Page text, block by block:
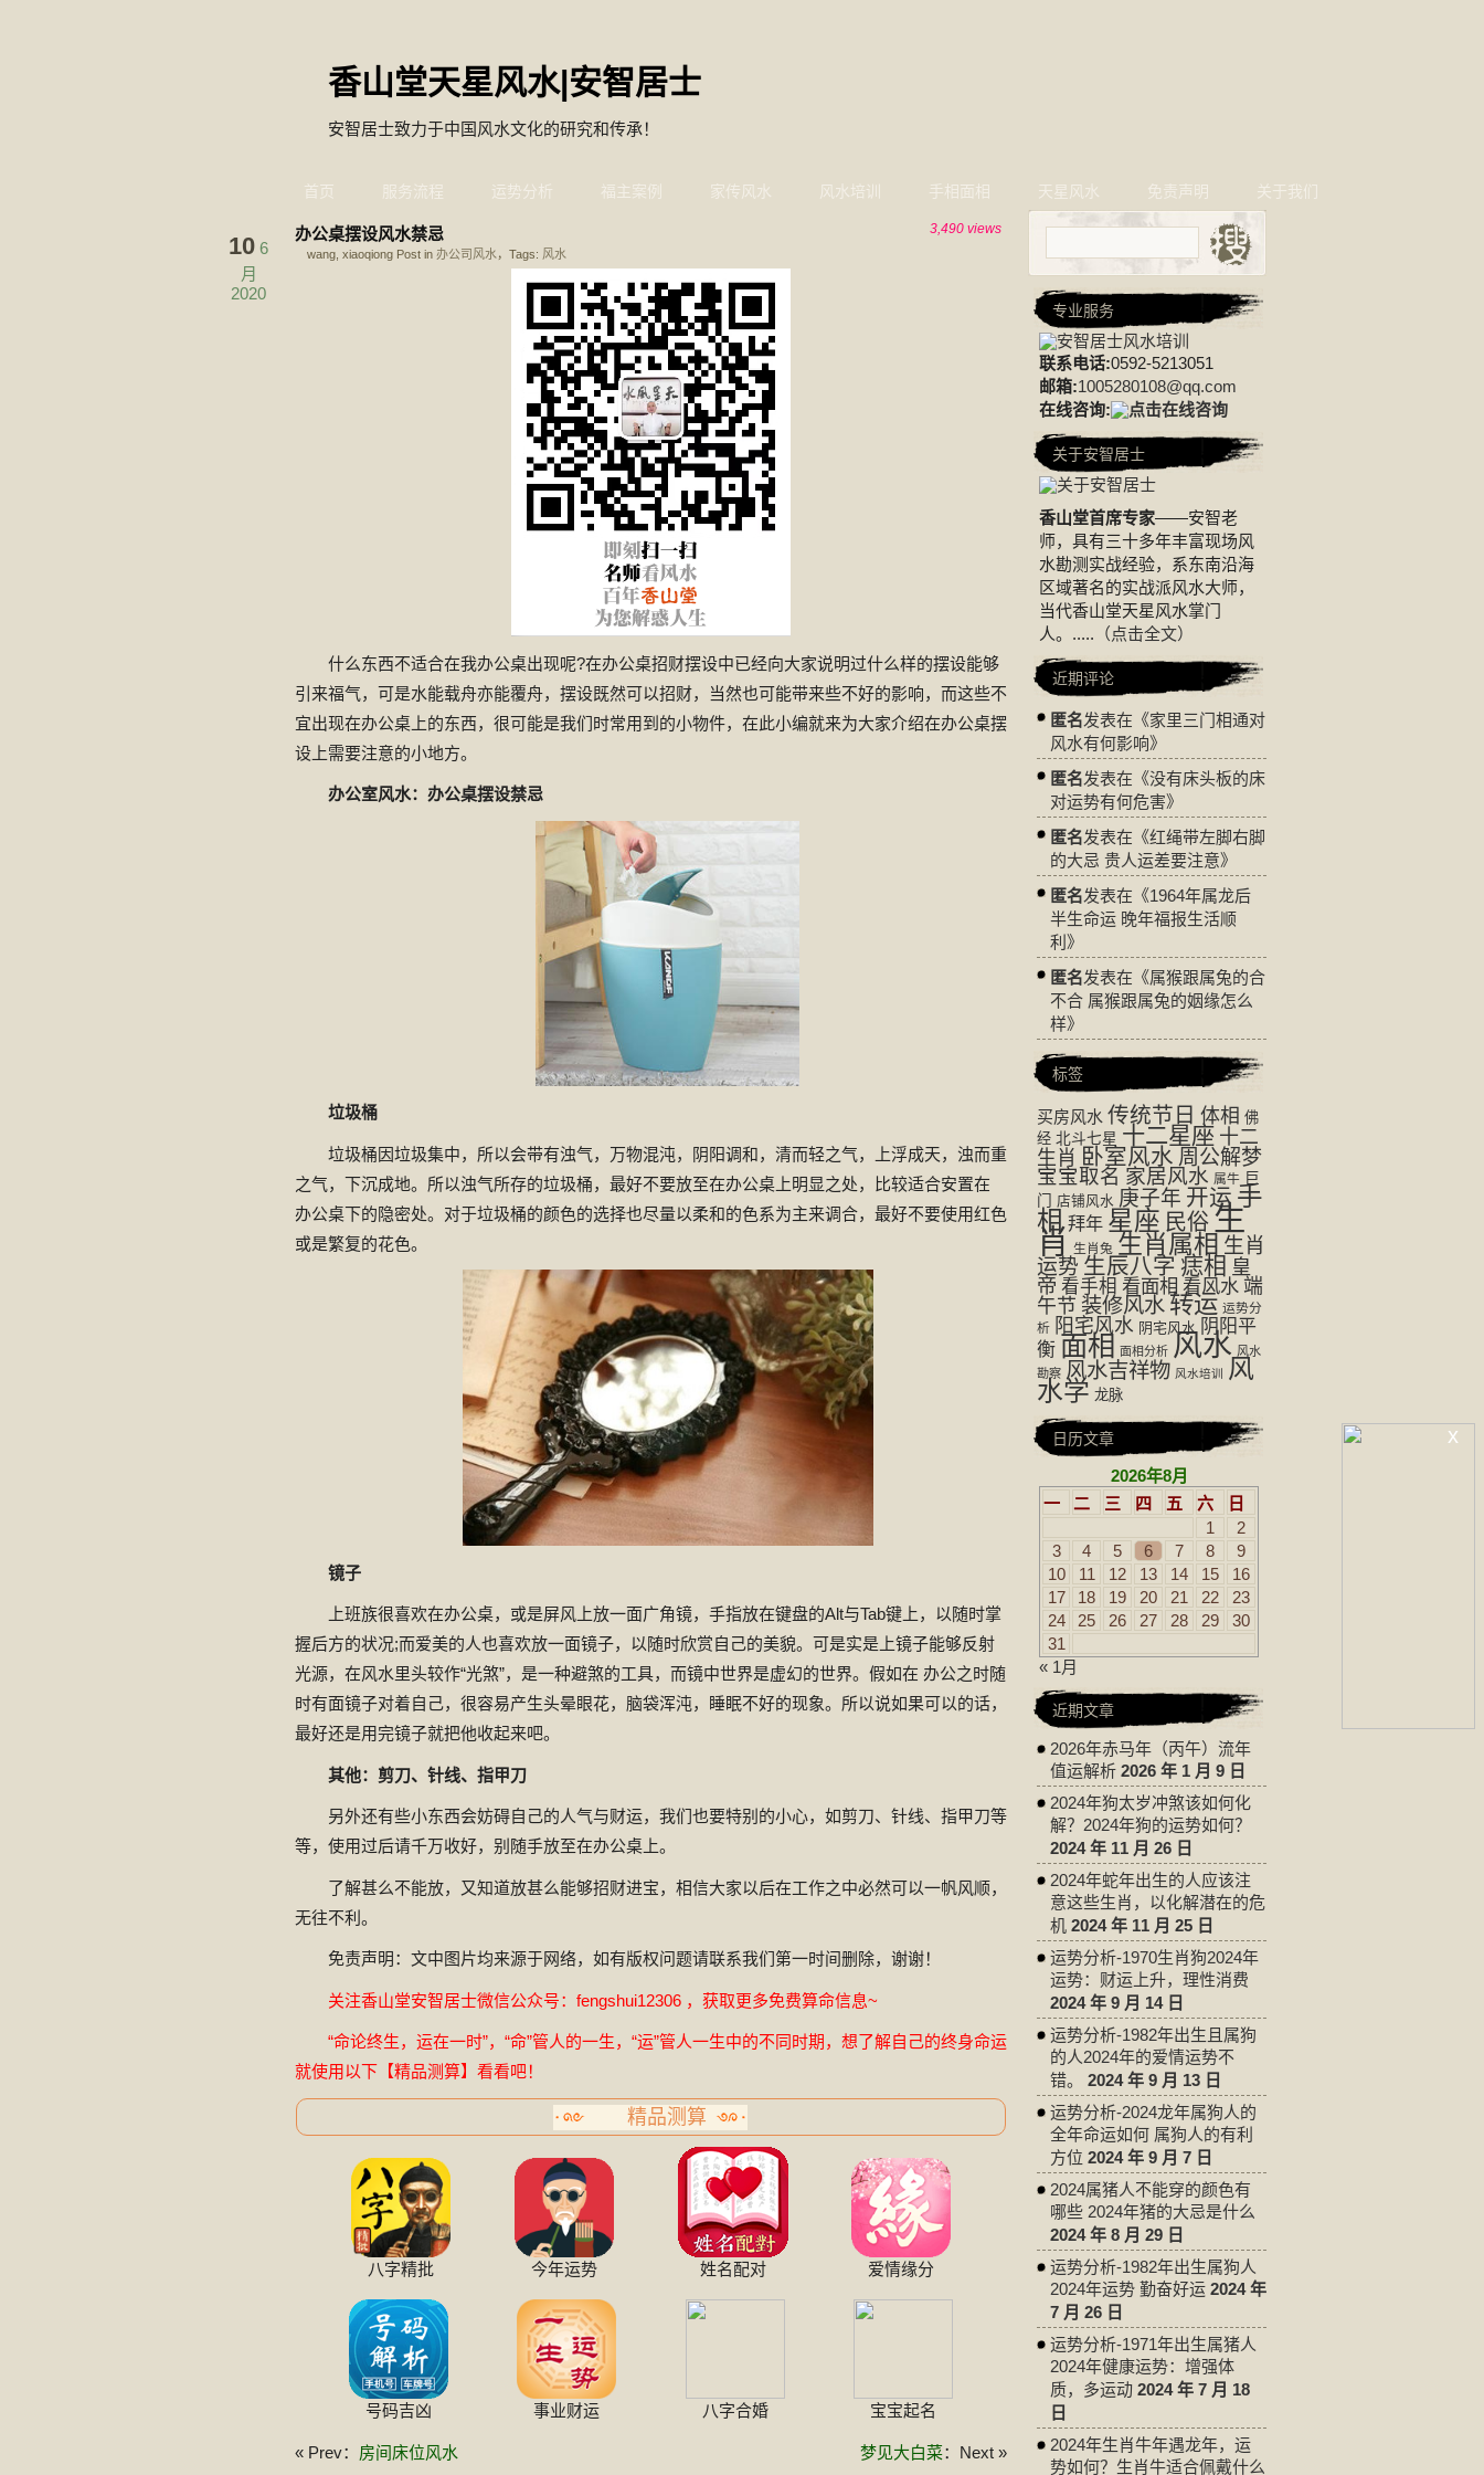
香山堂天星风水|安智居士
安智居士致力于中国风水文化的研究和传承！
首页 服务流程 运势分析 福主案例 家传风水 风水培训 手相面相 天星风水 免责声明 关于我们
办公桌摆设风水禁忌
wang, xiaoqiong Post in 办公司风水 ，Tags: 风水
10 6
月
2020
3,490 views
什么东西不适合在我办公桌出现呢?在办公桌招财摆设中已经向大家说明过什么样的摆设能够
引来福气，可是水能载舟亦能覆舟，摆设既然可以招财，当然也可能带来些不好的影响，而这些不
宜出现在办公桌上的东西，很可能是我们时常用到的小物件，在此小编就来为大家介绍在办公桌摆
设上需要注意的小地方。
办公室风水：办公桌摆设禁忌
垃圾桶
垃圾桶因垃圾集中，所以会带有浊气，万物混沌，阴阳调和，清而轻之气，上浮成天，浊而重
之气，下沉成地。所以浊气所存的垃圾桶，最好不要放至在办公桌上明显之处，比较适合安置在
办公桌下的隐密处。对于垃圾桶的颜色的选择也尽量以柔和的色系为主来调合，最好不要使用红色
或是繁复的花色。
镜子
上班族很喜欢在办公桌，或是屏风上放一面广角镜，手指放在键盘的Alt与Tab键上，以随时掌
握后方的状况;而爱美的人也喜欢放一面镜子，以随时欣赏自己的美貌。可是实是上镜子能够反射
光源，在风水里头较作“光煞”，是一种避煞的工具，而镜中世界是虚幻的世界。假如在 办公之时随
时有面镜子对着自己，很容易产生头晕眼花，脑袋浑沌，睡眠不好的现象。所以说如果可以的话，
最好还是用完镜子就把他收起来吧。
其他：剪刀、针线、指甲刀
另外还有些小东西会妨碍自己的人气与财运，我们也要特别的小心，如剪刀、针线、指甲刀等
等，使用过后请千万收好，别随手放至在办公桌上。
了解甚么不能放，又知道放甚么能够招财进宝，相信大家以后在工作之中必然可以一帆风顺，
无往不利。
免责声明：文中图片均来源于网络，如有版权问题请联系我们第一时间删除，谢谢！
关注香山堂安智居士微信公众号：fengshui12306 ，获取更多免费算命信息~
“命论终生，运在一时”，“命”管人的一生，“运”管人一生中的不同时期，想了解自己的终身命运
就使用以下【精品测算】看看吧！
精品测算
八字精批 今年运势 姓名配对 爱情缘分
号码吉凶 事业财运 八字合婚 宝宝起名
« Prev： 房间床位风水 梦见大白菜：Next »
专业服务
联系电话:0592-5213051
邮箱:1005280108@qq.com
在线咨询:
关于安智居士
香山堂首席专家——安智老
师，具有三十多年丰富现场风
水勘测实战经验，系东南沿海
区域著名的实战派风水大师，
当代香山堂天星风水掌门
人。..... （点击全文）
近期评论
匿名发表在《家里三门相通对
风水有何影响》
匿名发表在《没有床头板的床
对运势有何危害》
匿名发表在《红绳带左脚右脚
的大忌 贵人运差要注意》
匿名发表在《1964年属龙后
半生命运 晚年福报生活顺
利 》
匿名发表在《属猴跟属兔的合
不合 属猴跟属兔的姻缘怎么
样》
标签
买房风水 传统节日 体相 佛
经 北斗七星 十二星座 十二
生肖 卧室风水 周公解梦
宝宝取名 家居风水 属牛 巨
门
店铺风水 庚子年 开运 手
相 拜年 星座 民俗生
肖 生肖兔 生肖属相 生肖
运势 生辰八字 痣相 皇
帝 看手相 看面相 看风水 端
午节 装修风水转运 运势分
析 阳宅风水 阴宅风水 阴阳平
衡 面相 面相分析 风水 风水
勘察 风水吉祥物 风水培训 风
水学 龙脉
日历文章
2026年8月
一
二 三 四 五 六
日
1
2
3
4 5 6 7 8
9
10
11 12 13 14 15
16
17
18 19 20 21 22
23
24
25 26 27 28 29
30
31
« 1月
近期文章
2026年赤马年（丙午）流年
值运解析 2026 年 1 月 9 日
2024年狗太岁冲煞该如何化
解？2024年狗的运势如何？
2024 年 11 月 26 日
2024年蛇年出生的人应该注
意这些生肖，以化解潜在的危
机 2024 年 11 月 25 日
运势分析-1970生肖狗2024年
运势：财运上升，理性消费
2024 年 9 月 14 日
运势分析-1982年出生且属狗
的人2024年的爱情运势不
错。
2024 年 9 月 13 日
运势分析-2024龙年属狗人的
全年命运如何 属狗人的有利
方位 2024 年 9 月 7 日
2024属猪人不能穿的颜色有
哪些 2024年猪的大忌是什么
2024 年 8 月 29 日
运势分析-1982年出生属狗人
2024年运势 勤奋好运 2024 年
7 月 26 日
运势分析-1971年出生属猪人
2024年健康运势：增强体
质，多运动 2024 年 7 月 18
日
2024年生肖牛年遇龙年，运
势如何？生肖牛适合佩戴什么
x